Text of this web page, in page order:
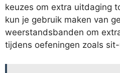
keuzes om extra uitdaging
kun je gebruik maken van
weerstandsbanden om
tijdens oefeningen zoals